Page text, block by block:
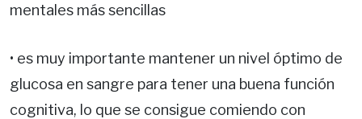
mentales más sencillas
• es muy importante mantener un nivel óptimo de
glucosa en sangre para tener una buena función
cognitiva, lo que se consigue comiendo con